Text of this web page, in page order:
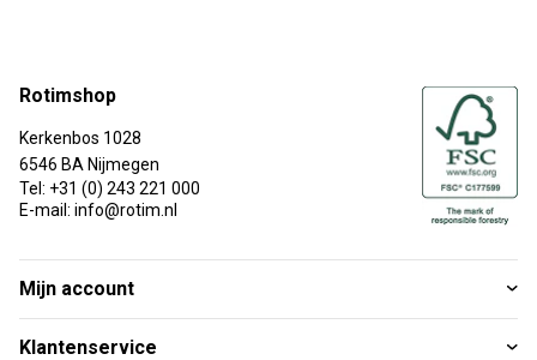
Rotimshop
Kerkenbos 1028
6546 BA Nijmegen
Tel: +31 (0) 243 221 000
E-mail: info@rotim.nl
Mijn account
Klantenservice